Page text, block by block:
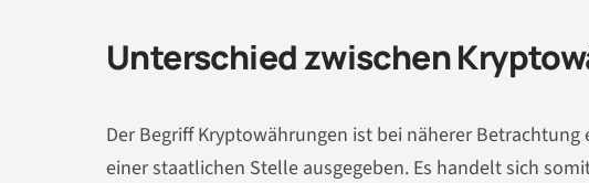
Unterschied zwischen
Der Begriff Kryptowährungen ist bei näherer
einer staatlichen Stelle ausgegeben. Es handelt sich